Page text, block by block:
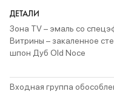
ДЕТАЛИ
Зона TV – эмаль со
Витрины – закаленное
шпон Дуб Old Noce
Входная группа